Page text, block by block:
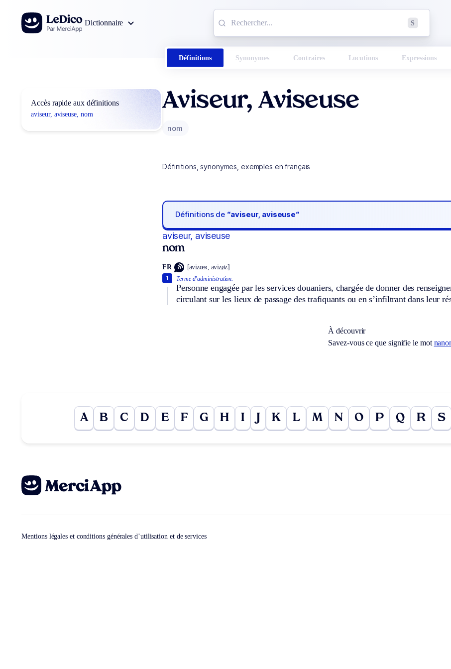
Aller au contenu
Dictionnaire
S
Définitions Synonymes Contraires Locutions Expressions
Accès rapide aux définitions
aviseur, aviseuse, nom
Aviseur, Aviseuse
nom
Définitions, synonymes, exemples en français
Définitions de “aviseur, aviseuse“
aviseur, aviseuse
nom
FR [avizœʀ, avizøz]
Terme d’administration.
Personne engagée par les services douaniers, chargée de donner des
circulant sur les lieux de passage des trafiquants ou en s’infiltrant dans leur
1
À découvrir
Savez-vous ce que signifie le mot
A B C D E F G H I K L M N O P Q R S
Mentions légales et conditions générales d’utilisation et de services